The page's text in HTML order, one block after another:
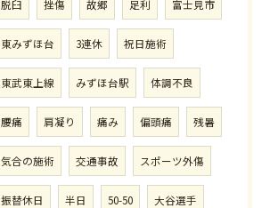
脱臼 挫傷 故郷 足利 富士見市
東みずほ台 3連休 祝日施術
東武東上線 みずほ台駅 体調不良
腰痛 肩凝り 痛み 偏頭痛 残暑
気合の施術 交通事故 スポーツ外傷
振替休日 半日 50-50 大谷選手